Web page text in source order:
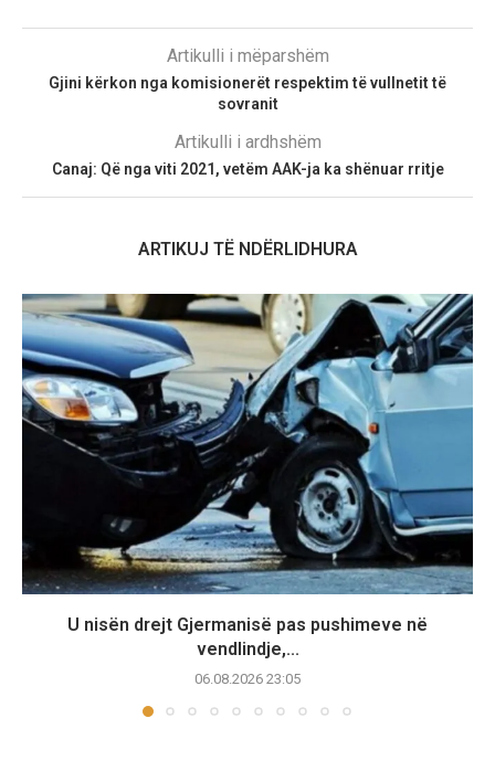
Artikulli i mëparshëm
Gjini kërkon nga komisionerët respektim të vullnetit të
sovranit
Artikulli i ardhshëm
Canaj: Që nga viti 2021, vetëm AAK-ja ka shënuar rritje
ARTIKUJ TË NDËRLIDHURA
U nisën drejt Gjermanisë pas pushimeve në
vendlindje,...
06.08.2026 23:05